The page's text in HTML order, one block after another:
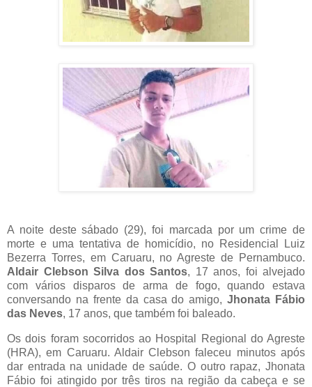
A noite deste sábado (29), foi marcada por um crime de
morte e uma tentativa de homicídio, no Residencial Luiz
Bezerra Torres, em Caruaru, no Agreste de Pernambuco.
Aldair Clebson Silva dos Santos, 17 anos, foi alvejado
com vários disparos de arma de fogo, quando estava
conversando na frente da casa do amigo,Jhonata Fábio
das Neves, 17 anos, que também foi baleado.
Os dois foram socorridos ao Hospital Regional do Agreste
(HRA), em Caruaru. Aldair Clebson faleceu minutos após
dar entrada na unidade de saúde. O outro rapaz, Jhonata
Fábio foi atingido por três tiros na região da cabeça e se